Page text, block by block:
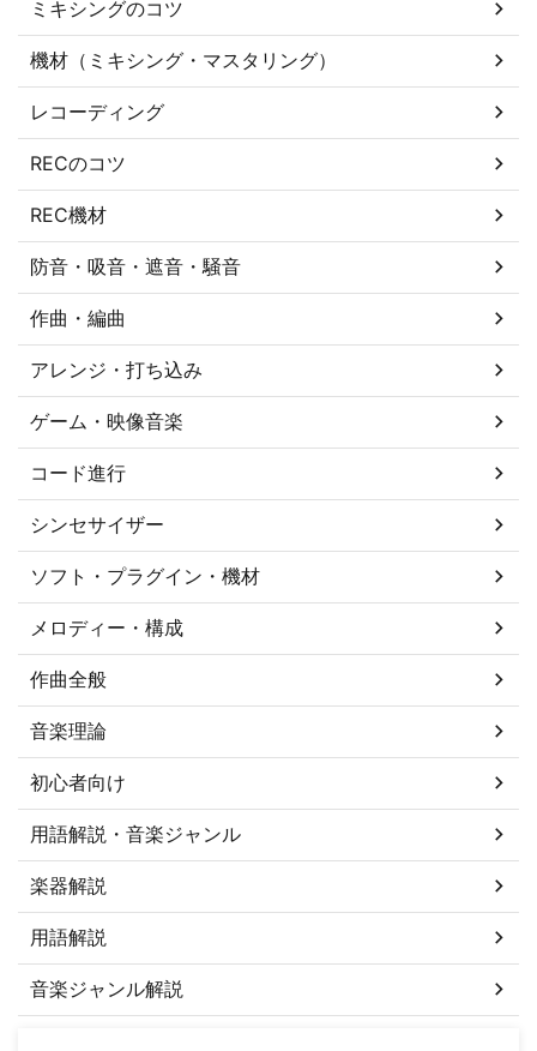
ミキシングのコツ
機材（ミキシング・マスタリング）
レコーディング
RECのコツ
REC機材
防音・吸音・遮音・騒音
作曲・編曲
アレンジ・打ち込み
ゲーム・映像音楽
コード進行
シンセサイザー
ソフト・プラグイン・機材
メロディー・構成
作曲全般
音楽理論
初心者向け
用語解説・音楽ジャンル
楽器解説
用語解説
音楽ジャンル解説